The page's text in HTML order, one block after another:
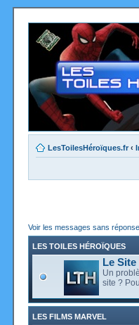
LesToilesHéroïques.fr ‹
Voir les messages sans
LES TOILES HÉROÏQUES
Le
Un
site ?
LES FILMS MARVEL